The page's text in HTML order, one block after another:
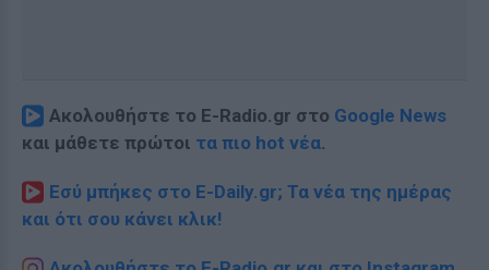
Ακολουθήστε το E-Radio.gr στο Google News
και μάθετε πρώτοι τα πιο hot νέα.
Εσύ μπήκες στο E-Daily.gr; Τα νέα της ημέρας
και ότι σου κάνει κλικ!